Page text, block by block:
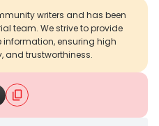
writers and has been
team. We strive to provide
ensuring high
and trustworthiness.